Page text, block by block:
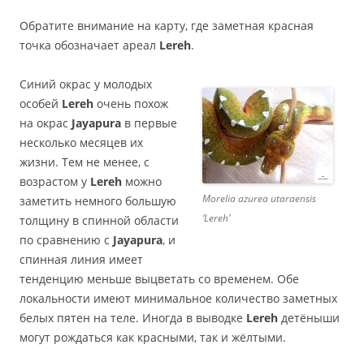
Обратите внимание на карту, где заметная красная
точка обозначает ареал Lereh.
Morelia azurea utaraensis
‘Lereh’
Синий окрас у молодых
особей Lereh очень похож
на окрас Jayapura в первые
несколько месяцев их
жизни. Тем не менее, с
возрастом у Lereh можно
заметить немного большую
толщину в спинной области
по сравнению с Jayapura, и
спинная линия имеет
тенденцию меньше выцветать со временем. Обе
локальности имеют минимальное количество заметных
белых пятен на теле. Иногда в выводке Lereh детёныши
могут рождаться как красными, так и жёлтыми.